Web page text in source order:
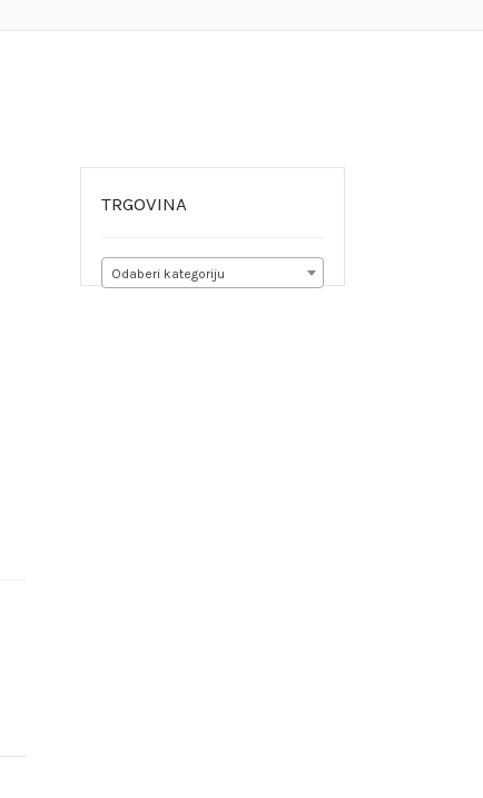
TRGOVINA
Odaberi kategoriju